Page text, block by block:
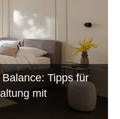
Tipps für
mit